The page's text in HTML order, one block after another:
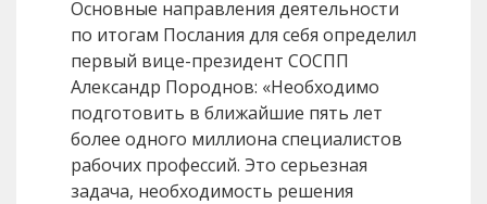
Основные направления деятельности
по итогам Послания для себя определил
первый вице-президент СОСПП
Александр Породнов: «Необходимо
подготовить в ближайшие пять лет
более одного миллиона специалистов
рабочих профессий. Это серьезная
задача, необходимость решения